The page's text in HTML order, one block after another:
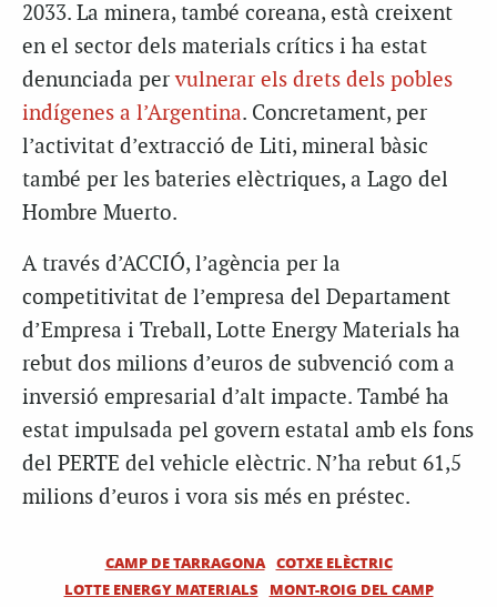
2033. La minera, també coreana, està creixent
en el sector dels materials crítics i ha estat
denunciada pervulnerar els drets dels pobles
indígenes a l’Argentina. Concretament, per
l’activitat d’extracció de Liti, mineral bàsic
també per les bateries elèctriques, a Lago del
Hombre Muerto.
A través d’ACCIÓ, l’agència per la
competitivitat de l’empresa del Departament
d’Empresa i Treball, Lotte Energy Materials ha
rebut dos milions d’euros de subvenció com a
inversió empresarial d’alt impacte. També ha
estat impulsada pel govern estatal amb els fons
del PERTE del vehicle elèctric. N’ha rebut 61,5
milions d’euros i vora sis més en préstec.
CAMP DE TARRAGONA COTXE ELÈCTRIC
LOTTE ENERGY MATERIALS
MONT-ROIG DEL CAMP